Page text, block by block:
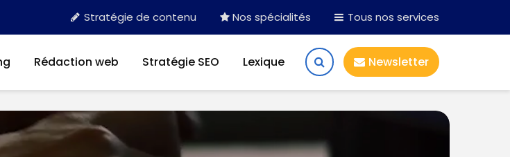
Stratégie de contenu Nos spécialités Tous nos services
Rédaction web Stratégie SEO Lexique Newsletter